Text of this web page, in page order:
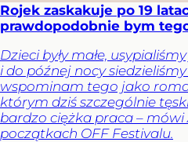
Rojek zaskakuje po 19
prawdopodobnie bym
Dzieci były małe,
i do późnej nocy
wspominam tego jako
którym dziś szczególnie
bardzo ciężka praca – mówi
początkach OFF Festivalu.